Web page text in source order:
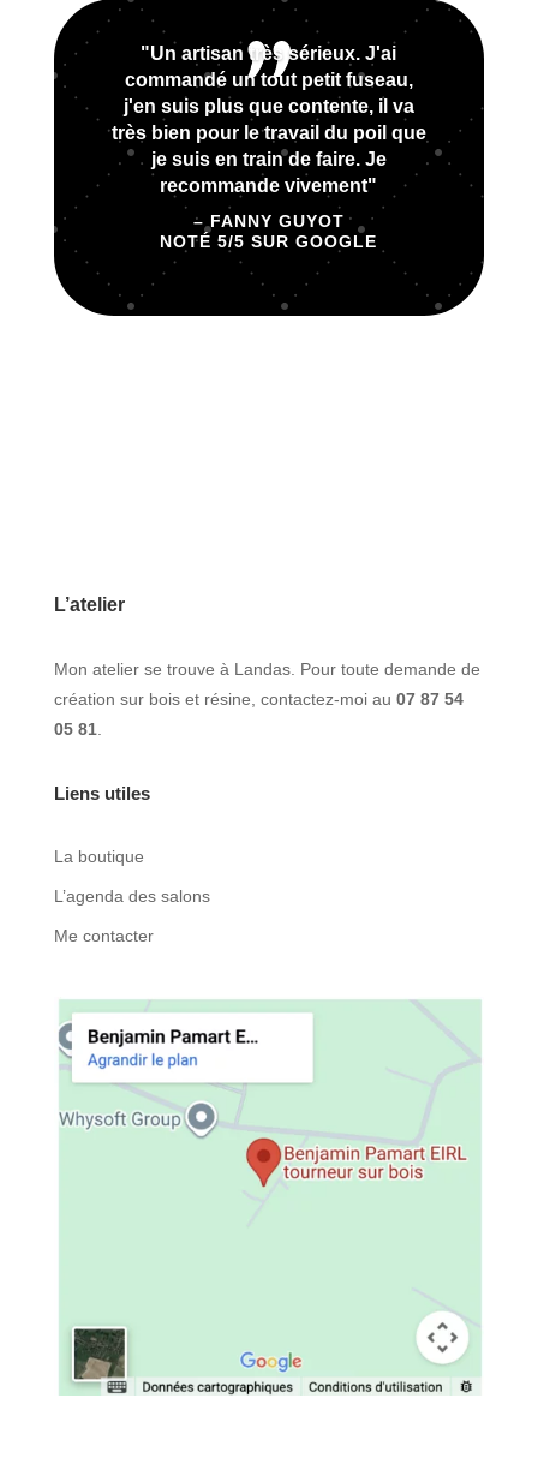
"Un artisan très sérieux. J'ai
commandé un tout petit fuseau,
j'en suis plus que contente, il va
très bien pour le travail du poil que
je suis en train de faire. Je
recommande vivement"
– FANNY GUYOT
NOTÉ 5/5 SUR GOOGLE
L’atelier
Mon atelier se trouve à Landas. Pour toute demande de
création sur bois et résine, contactez-moi au 07 87 54
05 81.
Liens utiles
La boutique
L’agenda des salons
Me contacter